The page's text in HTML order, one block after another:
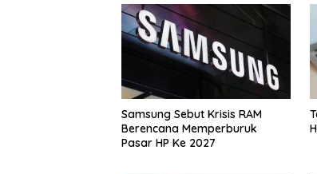
Samsung Sebut Krisis RAM
Berencana Memperburuk
Pasar HP Ke 2027